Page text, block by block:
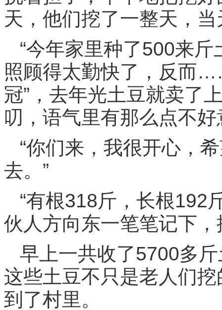
天，他们挖了一整天，
“今年家里种了500来
照顾得太勤快了，反而
冠”，去年光土豆就卖了
叨，语气里有那么点不
“你们来，我很开心，
去。”
“有根318斤，长根
伙人方向东一笔笔记下
早上一共收了5700多
这些土豆不只是老人们
到了村里。